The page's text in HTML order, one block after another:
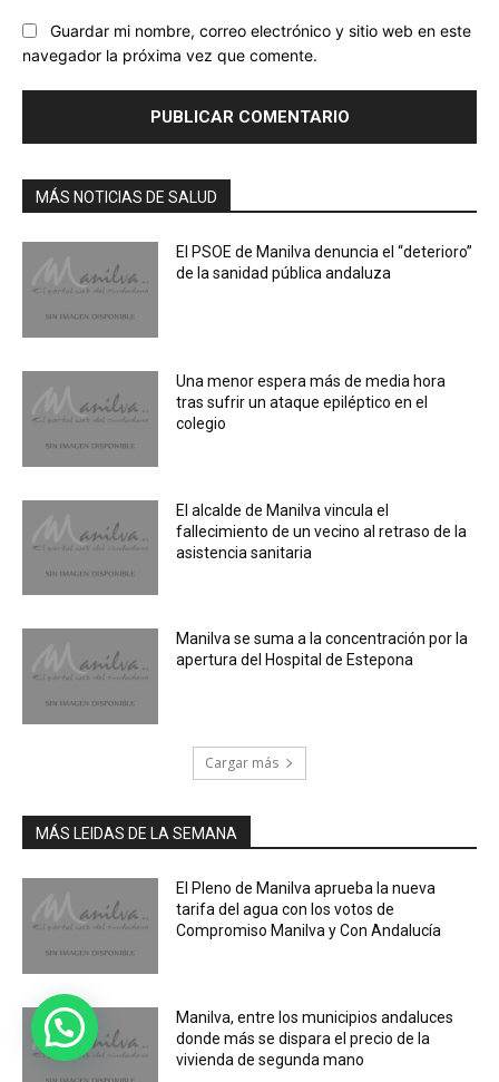
Guardar mi nombre, correo electrónico y sitio web en este
navegador la próxima vez que comente.
MÁS NOTICIAS DE SALUD
El PSOE de Manilva denuncia el “deterioro”
de la sanidad pública andaluza
Una menor espera más de media hora
tras sufrir un ataque epiléptico en el
colegio
El alcalde de Manilva vincula el
fallecimiento de un vecino al retraso de la
asistencia sanitaria
Manilva se suma a la concentración por la
apertura del Hospital de Estepona
Cargar más
MÁS LEIDAS DE LA SEMANA
El Pleno de Manilva aprueba la nueva
tarifa del agua con los votos de
Compromiso Manilva y Con Andalucía
Manilva, entre los municipios andaluces
donde más se dispara el precio de la
vivienda de segunda mano